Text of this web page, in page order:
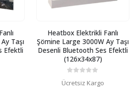
Taşı
Efektli
Heatbox Elektrikli Fanlı
Şömine Large 3000W Ay Taşı
Desenli Bluetooth Ses Efektli
(126x34x87)
Ücretsiz Kargo